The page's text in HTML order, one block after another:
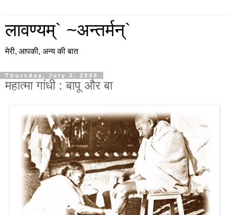
लावण्यम्` ~अन्तर्मन्`
मेरी, आपकी, अन्य की बात
Thursday, July 3, 2008
महात्मा गांधी : बापू और बा